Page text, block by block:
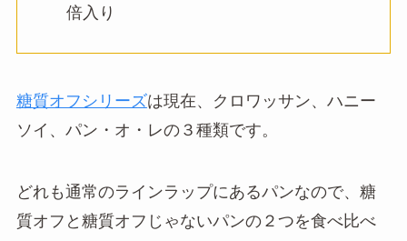
倍入り
糖質オフシリーズは現在、クロワッサン、ハニー
ソイ、パン・オ・レの３種類です。
どれも通常のラインラップにあるパンなので、糖
質オフと糖質オフじゃないパンの２つを食べ比べ